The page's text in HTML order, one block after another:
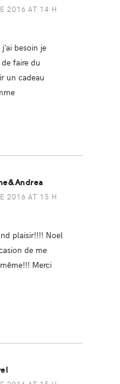
2016 AT 14 H
besoin je
faire du
un cadeau
2016 AT 15 H
plaisir!!!! Noel
de me
Merci